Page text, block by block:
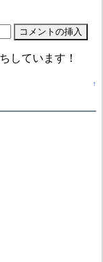
しています！
↑